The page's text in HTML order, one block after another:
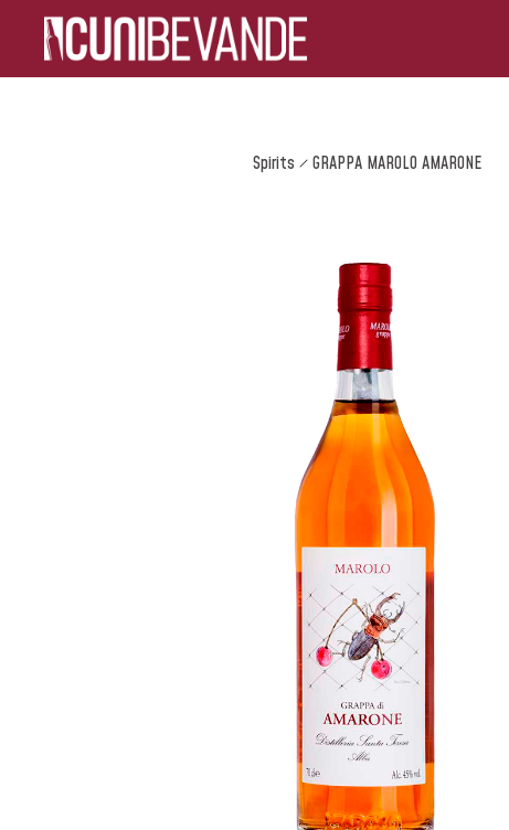
Spirits GRAPPA MAROLO AMARONE